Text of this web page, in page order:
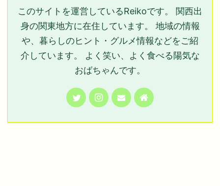
このサイトを運営しているReikoです。 関西出
身の関東地方に在住しています。 地域の情報
や、暮らしのヒント・グルメ情報などをご紹
介しています。 よく笑い、よく食べる陽気な
おばちゃんです。